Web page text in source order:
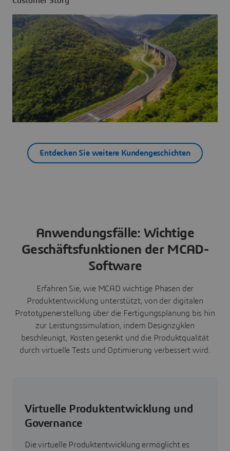
Entdecken Sie weitere Kundengeschichten
Anwendungsfälle: Wichtige
Geschäftsfunktionen der MCAD-
Software
Erfahren Sie, wie MCAD wichtige Phasen der
Produktentwicklung unterstützt, von der digitalen
Prototypenerstellung über die Fertigungsplanung bis hin
zur Leistungssimulation, indem Designzyklen
beschleunigt, Kosten gesenkt und die Produktqualität
durch virtuelle Tests und Optimierung verbessert wird.
Virtuelle Produktentwicklung und
Governance
Die virtuelle Produktentwicklung ermöglicht es